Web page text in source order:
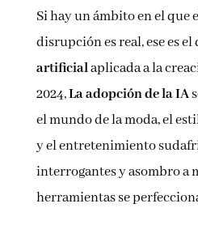
Si hay un ámbito en el que
disrupción es real, ese es el
artificialaplicada a la
2024,La adopción de la IA
el mundo de la moda, el
y el entretenimiento
interrogantes y asombro a
herramientas se